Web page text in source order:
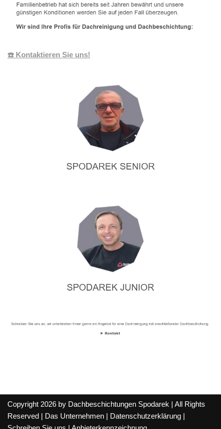
☎️ Kontaktieren Sie uns!
Copyright 2026 by Dachbeschichtungen Spodarek | All Rights
Reserved |
Das Unternehmen Datenschutzerklärung